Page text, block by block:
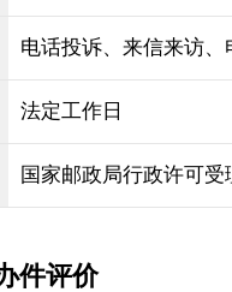
电话投诉、来信来访
法定工作日
国家邮政局行政许可
件评价